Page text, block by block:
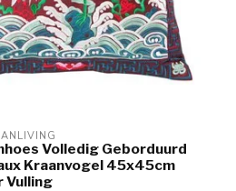
Volledig Geborduurd
Kraanvogel 45x45cm
Vulling